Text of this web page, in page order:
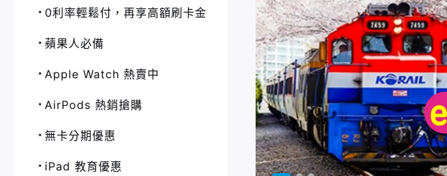
0利率輕鬆付，再享高額刷卡金
蘋果人必備
Apple Watch 熱賣中
AirPods 熱銷搶購
無卡分期優惠
iPad 教育優惠